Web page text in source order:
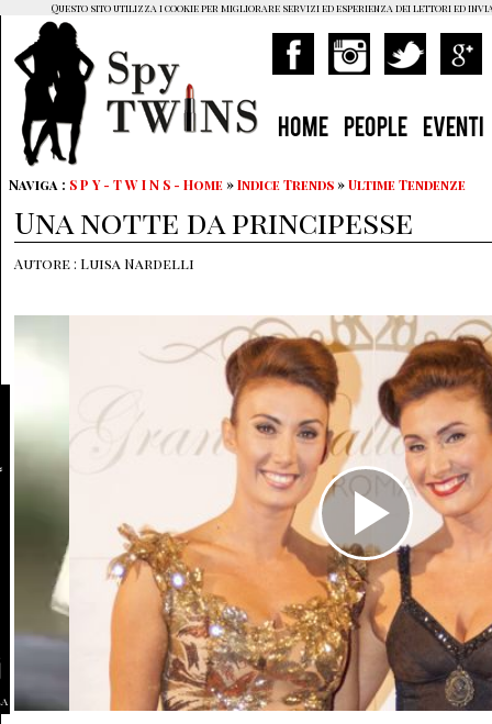
HOME PEOPLE EVENTI
Naviga : S P Y - T W I N S - Home »Indice Trends »Ultime Tendenze
Una notte da principesse
Autore : Luisa Nardelli
Questo sito utilizza i cookie per migliorare servizi ed esperienza dei lettori ed